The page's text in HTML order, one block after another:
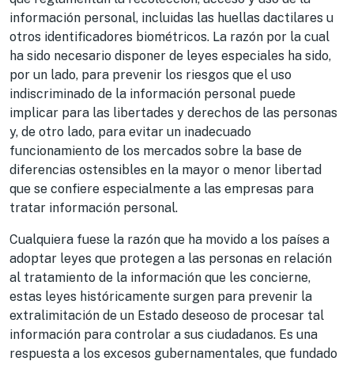
información personal, incluidas las huellas dactilares u
otros identificadores biométricos. La razón por la cual
ha sido necesario disponer de leyes especiales ha sido,
por un lado, para prevenir los riesgos que el uso
indiscriminado de la información personal puede
implicar para las libertades y derechos de las personas
y, de otro lado, para evitar un inadecuado
funcionamiento de los mercados sobre la base de
diferencias ostensibles en la mayor o menor libertad
que se confiere especialmente a las empresas para
tratar información personal.
Cualquiera fuese la razón que ha movido a los países a
adoptar leyes que protegen a las personas en relación
al tratamiento de la información que les concierne,
estas leyes históricamente surgen para prevenir la
extralimitación de un Estado deseoso de procesar tal
información para controlar a sus ciudadanos. Es una
respuesta a los excesos gubernamentales, que fundado